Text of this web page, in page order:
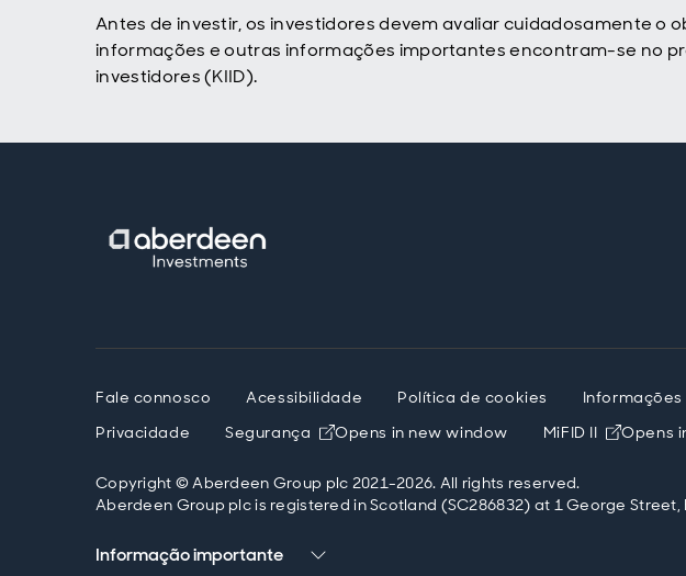
Antes de investir, os investidores devem avaliar cuidadosamente o
informações e outras informações importantes encontram-se no
investidores (KIID).
Fale connosco Acessibilidade Política de cookies
Privacidade
Segurança Opens in new window MiFID II Opens
Copyright © Aberdeen Group plc 2021-2026. All rights reserved.
Aberdeen Group plc is registered in Scotland (SC286832) at 1 George Street,
Informação importante